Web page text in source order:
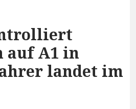
auf A1 in
landet im